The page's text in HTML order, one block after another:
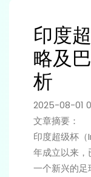
印度
略及
析
2025-08-01
文章摘要：
印度超级杯
年成立以来
一个新兴的